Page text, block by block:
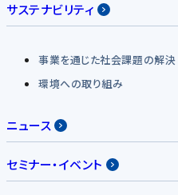
サステナビリティ
事業を通じた社会課題の解決
環境への取り組み
ニュース
セミナー・イベント